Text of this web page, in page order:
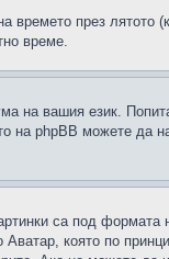
през лятото
време.
на вашия език.
на phpBB можете да
са под
която по